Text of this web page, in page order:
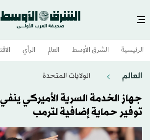
الرئيسية الشرق الأوسط​ العالم الرأي
العالم الولايات المتحدة​
جهاز الخدمة السرية الأميركي
توفير حماية إضافية لترمب